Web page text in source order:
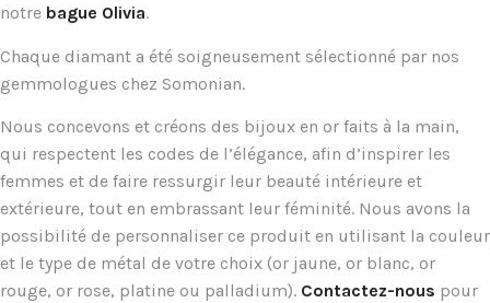
notre bague Olivia.
Chaque diamant a été soigneusement sélectionné par nos
gemmologues chez Somonian.
Nous concevons et créons des bijoux en or faits à la main,
qui respectent les codes de l’élégance, afin d’inspirer les
femmes et de faire ressurgir leur beauté intérieure et
extérieure, tout en embrassant leur féminité. Nous avons la
possibilité de personnaliser ce produit en utilisant la couleur
et le type de métal de votre choix (or jaune, or blanc, or
rouge, or rose, platine ou palladium). Contactez-nous pour